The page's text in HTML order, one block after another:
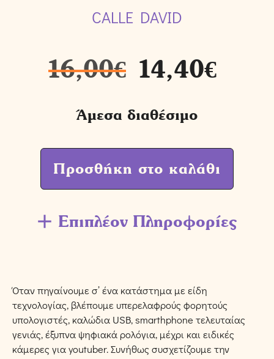
CALLE DAVID
16,00€ 14,40€
Άμεσα διαθέσιμο
Προσθήκη στο καλάθι
Επιπλέον Πληροφορίες
Όταν πηγαίνουμε σ’ ένα κατάστημα με είδη
τεχνολογίας, βλέπουμε υπερελαφρούς φορητούς
υπολογιστές, καλώδια USB, smarthphone τελευταίας
γενιάς, έξυπνα ψηφιακά ρολόγια, μέχρι και ειδικές
κάμερες για youtuber. Συνήθως συσχετίζουμε την